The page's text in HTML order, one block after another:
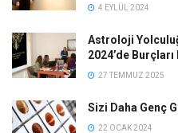
4 EYLÜL 2024
Astroloji
2024’de
27 TEMMUZ 2025
Sizi Daha Genç
22 OCAK 2024